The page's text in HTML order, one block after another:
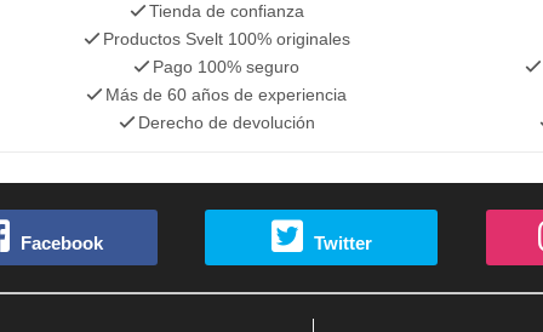
Tienda de confianza
Productos Svelt 100% originales
Pago 100% seguro
Más de 60 años de experiencia
Derecho de devolución
Facebook Twitter